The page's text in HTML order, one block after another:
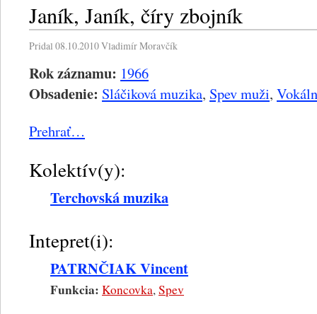
Janík, Janík, číry zbojník
Pridal 08.10.2010Vladimír Moravčík
Rok záznamu: 1966
Obsadenie: Sláčiková muzika, Spev muži,
Prehrať…
Kolektív(y):
Terchovská muzika
Intepret(i):
PATRNČIAK Vincent
Funkcia: Koncovka,Spev